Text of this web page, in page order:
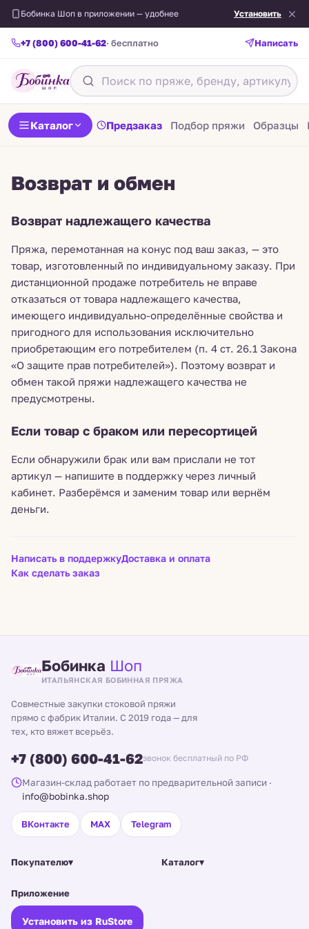
Бобинка Шоп в приложении — удобнее Установить
+7 (800) 600-41-62· бесплатно Написать
Каталог Предзаказ Подбор пряжи Образцы
Возврат и обмен
Возврат надлежащего качества
Пряжа, перемотанная на конус под ваш заказ, — это
товар, изготовленный по индивидуальному заказу. При
дистанционной продаже потребитель не вправе
отказаться от товара надлежащего качества,
имеющего индивидуально-определённые свойства и
пригодного для использования исключительно
приобретающим его потребителем (п. 4 ст. 26.1 Закона
«О защите прав потребителей»). Поэтому возврат и
обмен такой пряжи надлежащего качества не
предусмотрены.
Если товар с браком или пересортицей
Если обнаружили брак или вам прислали не тот
артикул — напишите в поддержку через личный
кабинет. Разберёмся и заменим товар или вернём
деньги.
Написать в поддержкуДоставка и оплата
Как сделать заказ
Бобинка Шоп
ИТАЛЬЯНСКАЯ БОБИННАЯ ПРЯЖА
Совместные закупки стоковой пряжи
прямо с фабрик Италии. С 2019 года — для
тех, кто вяжет всерьёз.
+7 (800) 600-41-62звонок бесплатный по РФ
Магазин-склад работает по предварительной записи ·
info@bobinka.shop
ВКонтакте MAX Telegram
Покупателю▾ Каталог▾
Приложение
Установить из RuStore